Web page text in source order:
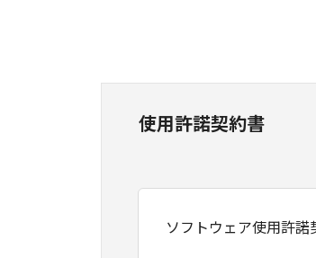
使用許諾契約書
ソフトウェア使用許諾